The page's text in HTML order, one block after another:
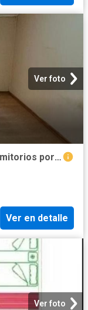
Ver foto
Acogedora casa galilea e 1424 | Dormitorios por 82000. 00 en Rancagua
Ver en detalle
Ver foto